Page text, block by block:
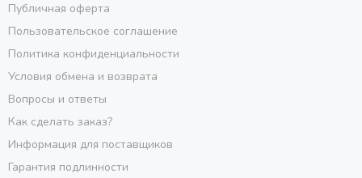
Публичная оферта
Пользовательское соглашение
Политика конфиденциальности
Условия обмена и возврата
Вопросы и ответы
Как сделать заказ?
Информация для поставщиков
Гарантия подлинности